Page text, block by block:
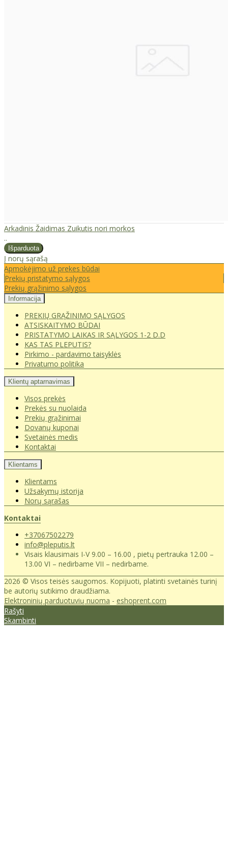
Arkadinis Žaidimas Zuikutis nori morkos
..
Į norų sąrašą
Apmokėjimo už prekes būdai
Prekių pristatymo sąlygos
Prekių grąžinimo sąlygos
Informacija
PREKIŲ GRĄŽINIMO SĄLYGOS
ATSISKAITYMO BŪDAI
PRISTATYMO LAIKAS IR SĄLYGOS 1-2 D.D
KAS TAS PLEPUTIS?
Pirkimo - pardavimo taisyklės
Privatumo politika
Klientų aptarnavimas
Visos prekės
Prekės su nuolaida
Prekių grąžinimai
Dovanų kuponai
Svetainės medis
Kontaktai
Klientams
Klientams
Užsakymų istorija
Norų sąrašas
Kontaktai
+37067502279
info@pleputis.lt
Visais klausimais I-V 9.00 – 16.00 , pietų pertrauka 12.00 –
13.00 VI – nedirbame VII – nedirbame.
2026 © Visos teisės saugomos. Kopijuoti, platinti svetainės turinį
be autorių sutikimo draudžiama.
Elektroninių parduotuvių nuoma - eshoprent.com
Rašyti
Skambinti